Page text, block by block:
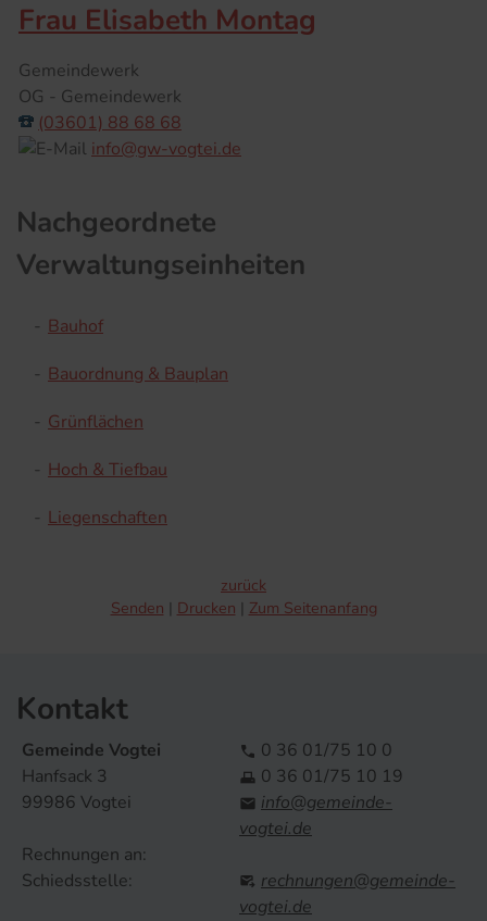
Frau Elisabeth Montag
Gemeindewerk
OG - Gemeindewerk
(03601) 88 68 68
info@gw-vogtei.de
Nachgeordnete
Verwaltungseinheiten
- Bauhof
- Bauordnung & Bauplan
- Grünflächen
- Hoch & Tiefbau
- Liegenschaften
zurück
Senden
Drucken Zum Seitenanfang
Kontakt
Gemeinde Vogtei
Hanfsack 3
99986 Vogtei
Rechnungen an:
Schiedsstelle:
 0 36 01/75 10 0
 0 36 01/75 10 19
 info@gemeinde-
vogtei.de
 rechnungen@gemeinde-
vogtei.de